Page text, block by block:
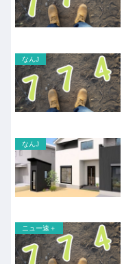
なんJ
なんJ
ニュー速＋